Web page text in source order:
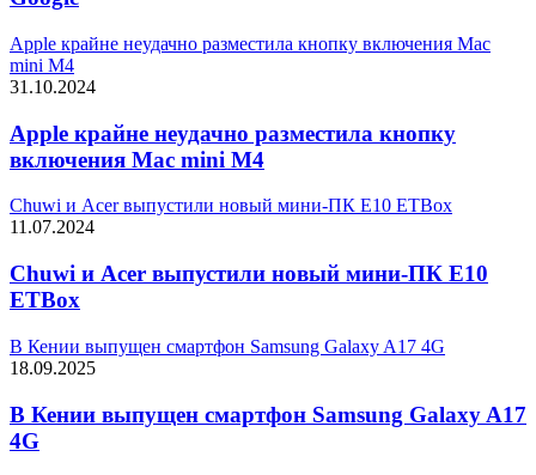
Apple крайне неудачно разместила кнопку включения Mac
mini M4
31.10.2024
Apple крайне неудачно разместила кнопку
включения Mac mini M4
Chuwi и Acer выпустили новый мини-ПК E10 ETBox
11.07.2024
Chuwi и Acer выпустили новый мини-ПК E10
ETBox
В Кении выпущен смартфон Samsung Galaxy A17 4G
18.09.2025
В Кении выпущен смартфон Samsung Galaxy A17
4G